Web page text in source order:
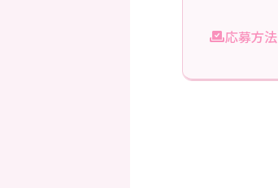
応募方法